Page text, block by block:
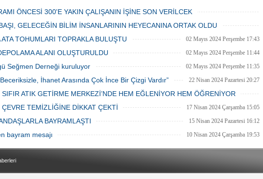
devam
bulunan esnaf ve alışverişe gelen
vatandaşlar park cezaları yüzünden
canından bezdi.
öncülüğünde düzenlenen 1. Karşıyaka
ÖNCESİ 300'E YAKIN ÇALIŞANIN İŞİNE SON VERİLCEK
06 Mayıs 2024 Pazartesi 15:47
GELECEĞİN BİLİM İNSANLARININ HEYECANINA ORTAK OLDU
06 Mayıs 2024 Pazartesi 15:31
ATA TOHUMLARI TOPRAKLA BULUŞTU 02 Mayıs 2024 Perşembe 17:43
ALANI OLUŞTURULDU 02 Mayıs 2024 Perşembe 11:44
Seğmen Derneği kuruluyor 02 Mayıs 2024 Perşembe 11:35
İhanet Arasında Çok İnce Bir Çizgi Vardır” 22 Nisan 2024 Pazartesi 20:27
ATIK GETİRME MERKEZİ’NDE HEM EĞLENİYOR HEM ÖĞRENİYOR
20 Nisan 2024 Cumartesi 15:26
TEMİZLİĞİNE DİKKAT ÇEKTİ 17 Nisan 2024 Çarşamba 15:05
BAYRAMLAŞTI 15 Nisan 2024 Pazartesi 16:12
bayram mesajı 10 Nisan 2024 Çarşamba 19:53